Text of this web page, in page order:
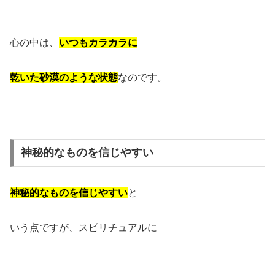
心の中は、 いつもカラカラに
乾いた砂漠のような状態なのです。
神秘的なものを信じやすい
神秘的なものを信じやすいと
いう点ですが、スピリチュアルに